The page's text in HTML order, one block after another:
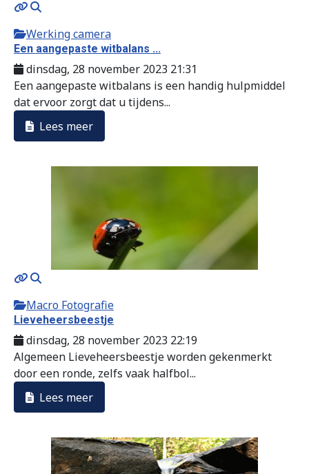
Werking camera
Een aangepaste witbalans ...
dinsdag, 28 november 2023 21:31
Een aangepaste witbalans is een handig hulpmiddel
dat ervoor zorgt dat u tijdens...
Lees meer
Macro Fotografie
Lieveheersbeestje
dinsdag, 28 november 2023 22:19
Algemeen Lieveheersbeestje worden gekenmerkt
door een ronde, zelfs vaak halfbol...
Lees meer